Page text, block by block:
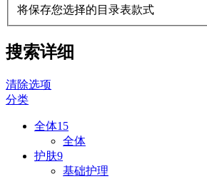
将保存您选择的目录表款式
搜索详细
清除选项
分类
全体15
全体
护肤9
基础护理